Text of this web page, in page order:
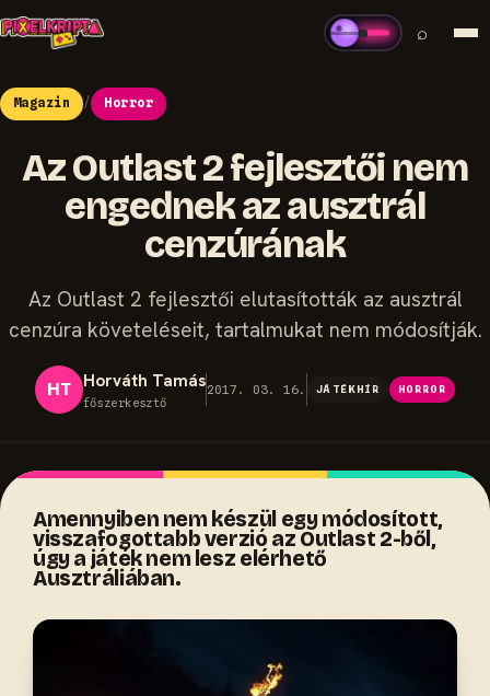
⌕
Magazin / Horror
Az Outlast 2 fejlesztői nem
engednek az ausztrál
cenzúrának
Az Outlast 2 fejlesztői elutasították az ausztrál
cenzúra követeléseit, tartalmukat nem módosítják.
HT Horváth Tamás
főszerkesztő
2017. 03. 16. JÁTÉKHÍR HORROR
Amennyiben nem készül egy módosított,
visszafogottabb verzió az Outlast 2-ből,
úgy a játék nem lesz elérhető
Ausztráliában.